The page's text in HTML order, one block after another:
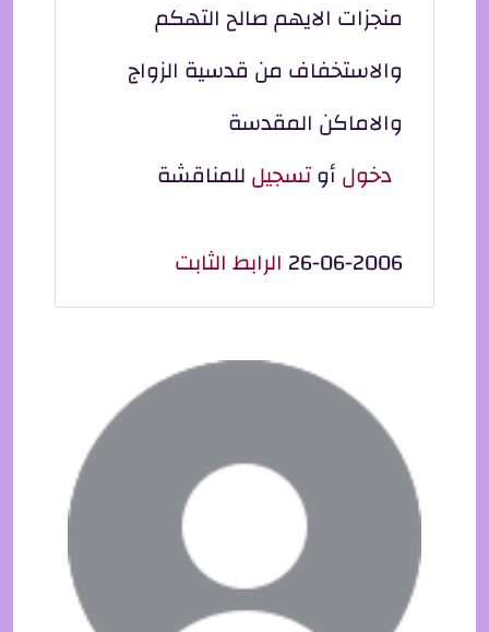
منجزات الايهم صالح التهكم
والاستخفاف من قدسية الزواج
والاماكن المقدسة
دخولأوتسجيلللمناقشة
26-06-2006 الرابط الثابت